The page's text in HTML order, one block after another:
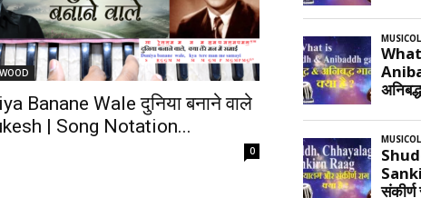
Banane Wale दुनिया बनाने वाले
| Song Notation...
0